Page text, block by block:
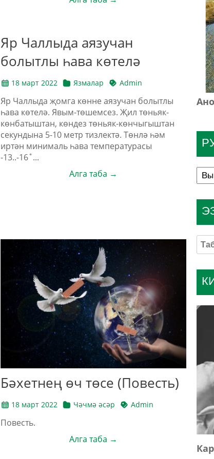
Яр Чаллыда аязучан
болытлы һава көтелә
18 март 2022 Язмалар Admin
Яр Чаллыда җомга көнне аязучан болытлы
һава көтелә. Явым-төшемсез. Җил төньяк-
көнбатыштан, көндез төньяк-көнчыгыштан
секундына 5-10 метр тизлектә. Төнлә һәм
иртән минималь һава температурасы
-13..-16˚...
Алга таба →
Бәхетнең өч төсе (Повесть)
18 март 2022 Чәчмә әсәр Admin
Повесть.
Алга таба →